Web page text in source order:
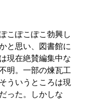
こぽこぽこ勃興し
と思い、図書館に
現在絶賛編集中な
明。一部の煉瓦工
ういうところは現
った。しかしな